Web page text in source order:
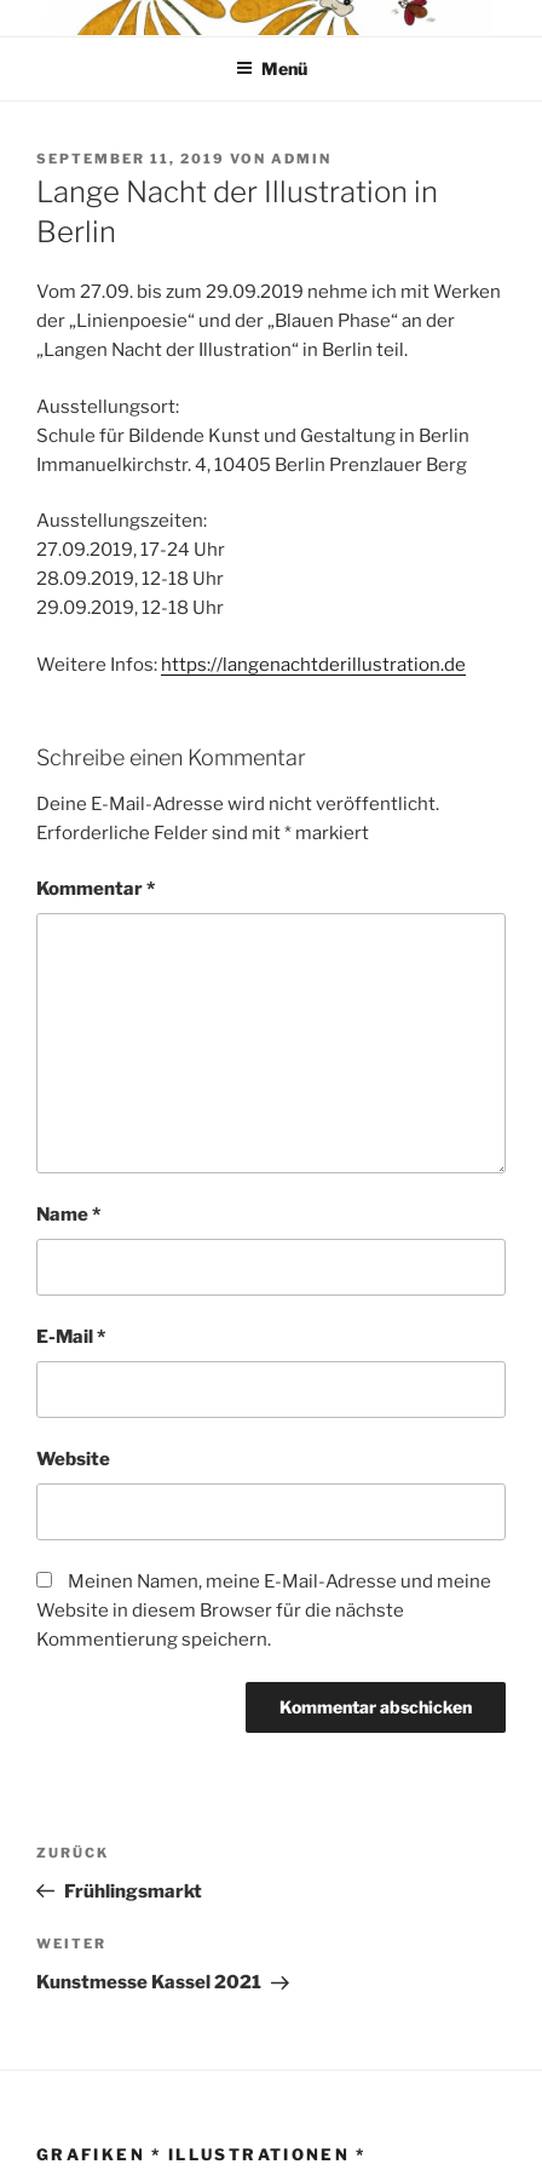
WILLKOMMEN IN MEINER
WELT DER PHANTASIETIERE
Grafiken * Collagen * Acrylbilder von Carola Riese aus Kassel
Menü
VERÖFFENTLICHT
AM
SEPTEMBER 11, 2019 VON ADMIN
Lange Nacht der Illustration in
Berlin
Vom 27.09. bis zum 29.09.2019 nehme ich mit Werken
der „Linienpoesie“ und der „Blauen Phase“ an der
„Langen Nacht der Illustration“ in Berlin teil.
Ausstellungsort:
Schule für Bildende Kunst und Gestaltung in Berlin
Immanuelkirchstr. 4, 10405 Berlin Prenzlauer Berg
Ausstellungszeiten:
27.09.2019, 17-24 Uhr
28.09.2019, 12-18 Uhr
29.09.2019, 12-18 Uhr
Weitere Infos: https://langenachtderillustration.de
Schreibe einen Kommentar
Deine E-Mail-Adresse wird nicht veröffentlicht.
Erforderliche Felder sind mit* markiert
Kommentar*
Name*
E-Mail*
Website
Meinen Namen, meine E-Mail-Adresse und meine
Website in diesem Browser für die nächste
Kommentierung speichern.
Beitrags-
Vorheriger
Beitrag
ZURÜCK
Frühlingsmarkt
Nächster
Beitrag
WEITER
Kunstmesse Kassel 2021
GRAFIKEN * ILLUSTRATIONEN *